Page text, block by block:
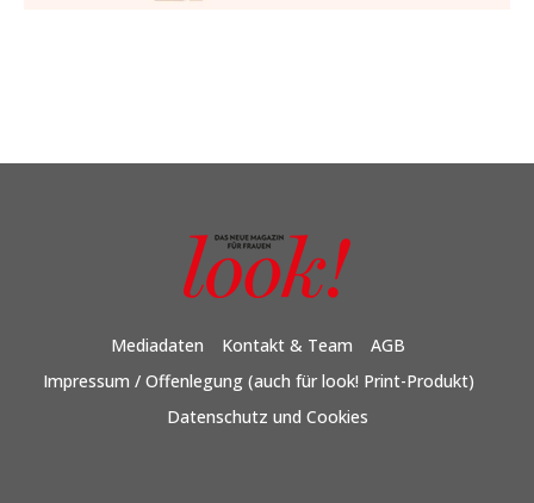
Mediadaten Kontakt & Team
AGB
Impressum / Offenlegung (auch für look! Print-Produkt)
Datenschutz und Cookies